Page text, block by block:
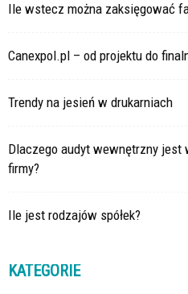
Ile wstecz można zaksięgować
Canexpol.pl – od projektu do
Trendy na jesień w drukarniach
Dlaczego audyt wewnętrzny jest
firmy?
Ile jest rodzajów spółek?
KATEGORIE